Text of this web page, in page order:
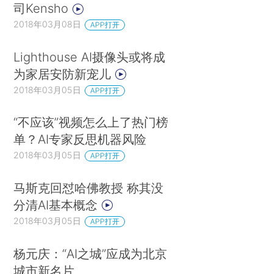
司Kensho
2018年03月08日 APP打开
Lighthouse AI摄像头或将成
为家居安防新宠儿
2018年03月05日 APP打开
“不应该”视频怎么上了热门榜
单？AI专家反思机器风险
2018年03月05日 APP打开
马斯克回怼哈佛教授 称其没
分清AI基本概念
2018年03月05日 APP打开
杨元庆：“AI之城”应成为北京
城市新名片